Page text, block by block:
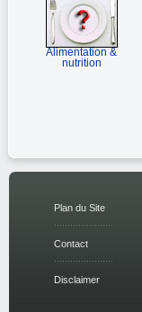
Alimentation &
nutrition
Plan du Site
Contact
Disclaimer